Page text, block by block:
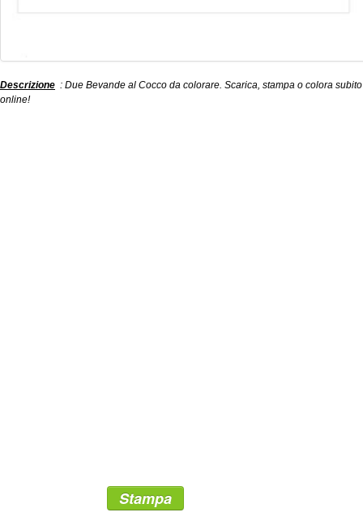
Descrizione : Due Bevande al Cocco da colorare. Scarica, stampa o colora subito
online!
Stampa